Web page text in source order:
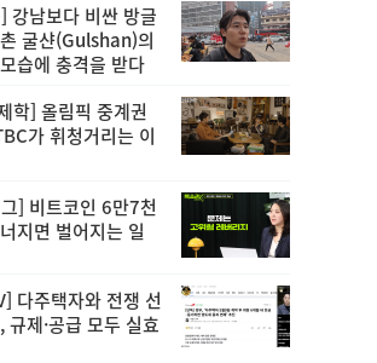
강남보다 비싼 방글
굴샨(Gulshan)의
습에 충격을 받다
학] 올림픽 중계권
가 휘청거리는 이
] 비트코인 6만7천
지면 벌어지는 일
다주택자와 전쟁 선
규제·공급 모두 실효